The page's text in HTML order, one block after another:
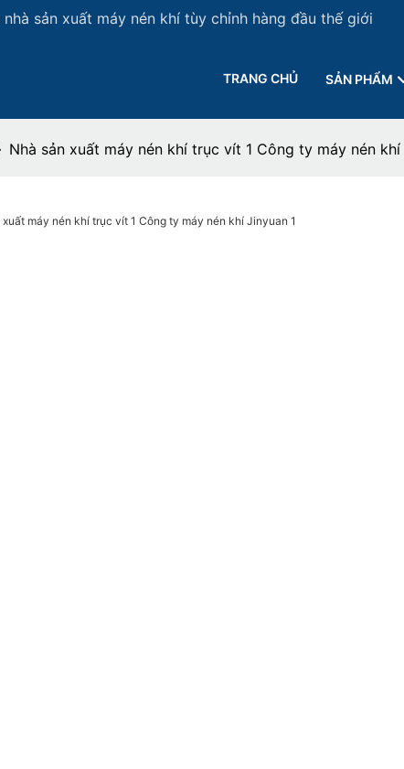
sản xuất máy nén khí tùy chỉnh hàng đầu thế giới
TRANG CHỦ SẢN PHẨM
Nhà sản xuất máy nén khí trục vít 1 Công ty máy nén